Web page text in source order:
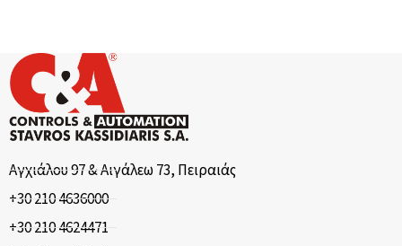
Αγχιάλου 97 & Αιγάλεω 73, Πειραιάς
+30 210 4636000
+30 210 4624471